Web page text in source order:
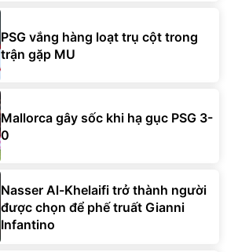
PSG vắng hàng loạt trụ cột trong
trận gặp MU
Mallorca gây sốc khi hạ gục PSG 3-
0
Nasser Al-Khelaifi trở thành người
được chọn để phế truất Gianni
Infantino